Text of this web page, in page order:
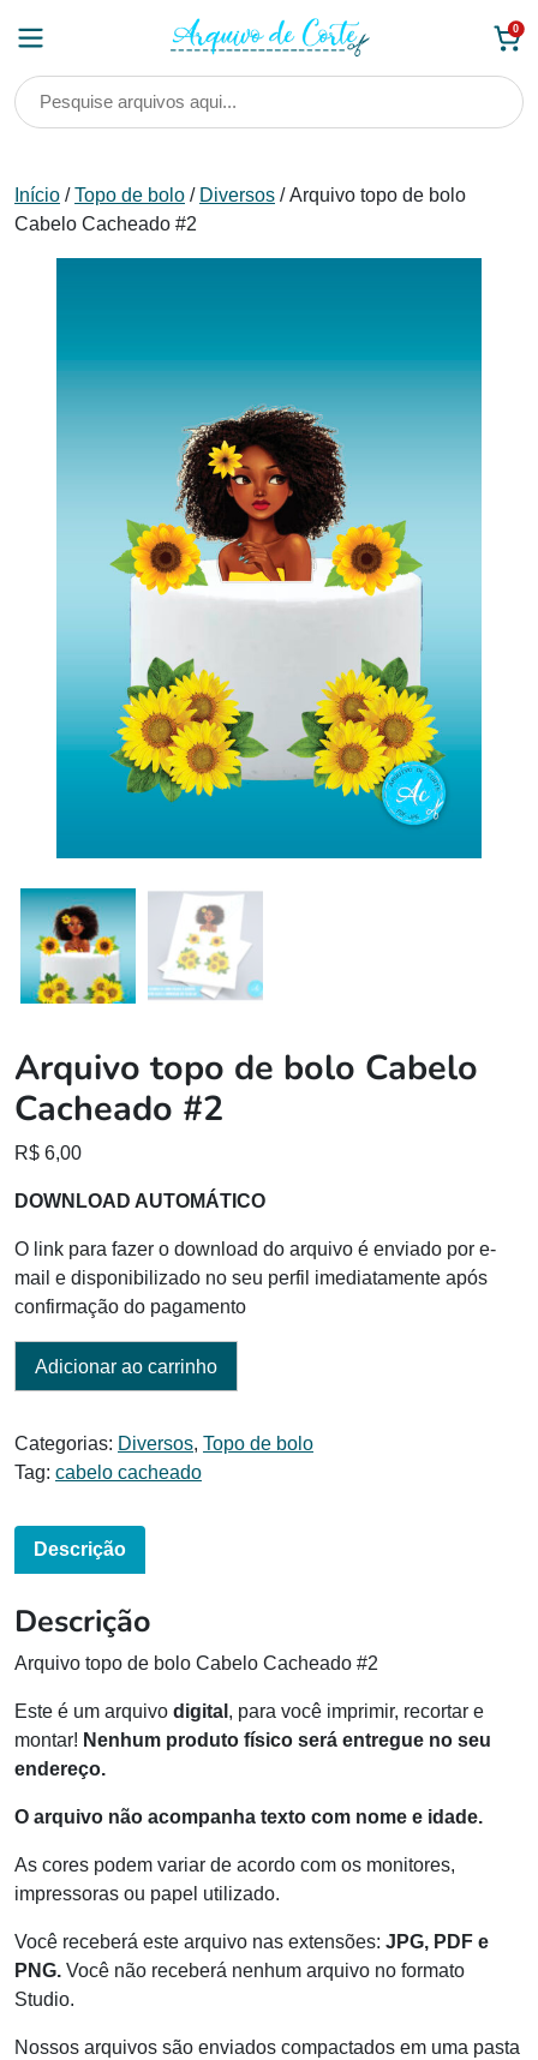
0
Início /Topo de bolo / Diversos / Arquivo topo de bolo
Cabelo Cacheado #2
Arquivo topo de bolo Cabelo
Cacheado #2
R$ 6,00
DOWNLOAD AUTOMÁTICO
O link para fazer o download do arquivo é enviado por e-
mail e disponibilizado no seu perfil imediatamente após
confirmação do pagamento
Adicionar ao carrinho
Categorias: Diversos, Topo de bolo
Tag: cabelo cacheado
Descrição
Descrição
Arquivo topo de bolo Cabelo Cacheado #2
Este é um arquivo digital , para você imprimir, recortar e
montar! Nenhum produto físico será entregue no seu
endereço.
O arquivo não acompanha texto com nome e idade.
As cores podem variar de acordo com os monitores,
impressoras ou papel utilizado.
Você receberá este arquivo nas extensões: JPG, PDF e
PNG. Você não receberá nenhum arquivo no formato
Studio.
Nossos arquivos são enviados compactados em uma pasta